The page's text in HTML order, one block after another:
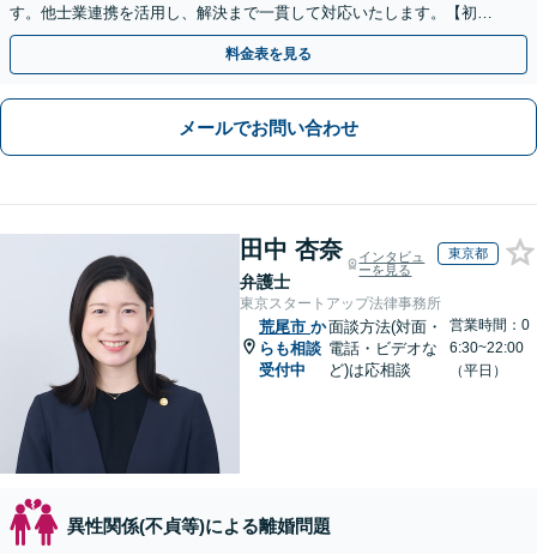
す。他士業連携を活用し、解決まで一貫して対応いたします。【初回
相談60分無料】
料金表を見る
メールでお問い合わせ
田中 杏奈
弁護士
インタビュ
ーを見る
東京都
東京スタートアップ法律事務所
荒尾市 か
らも相談
受付中
面談方法(対面・
電話・ビデオな
ど)は応相談
営業時間：0
6:30~22:00
（平日）
異性関係(不貞等)による離婚問題